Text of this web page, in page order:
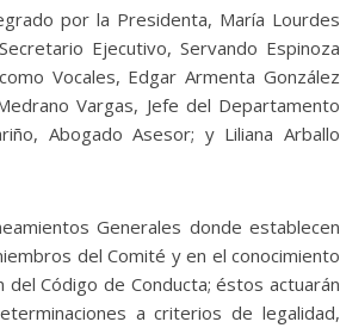
por la Presidenta, María Lourdes
Ejecutivo, Servando Espinoza
Vocales, Edgar Armenta González
Vargas, Jefe del Departamento
Abogado Asesor; y Liliana Arballo
Generales donde establecen
del Comité y en el conocimiento
Código de Conducta; éstos actuarán
a criterios de legalidad,